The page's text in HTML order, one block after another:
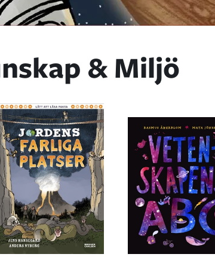
& Miljö